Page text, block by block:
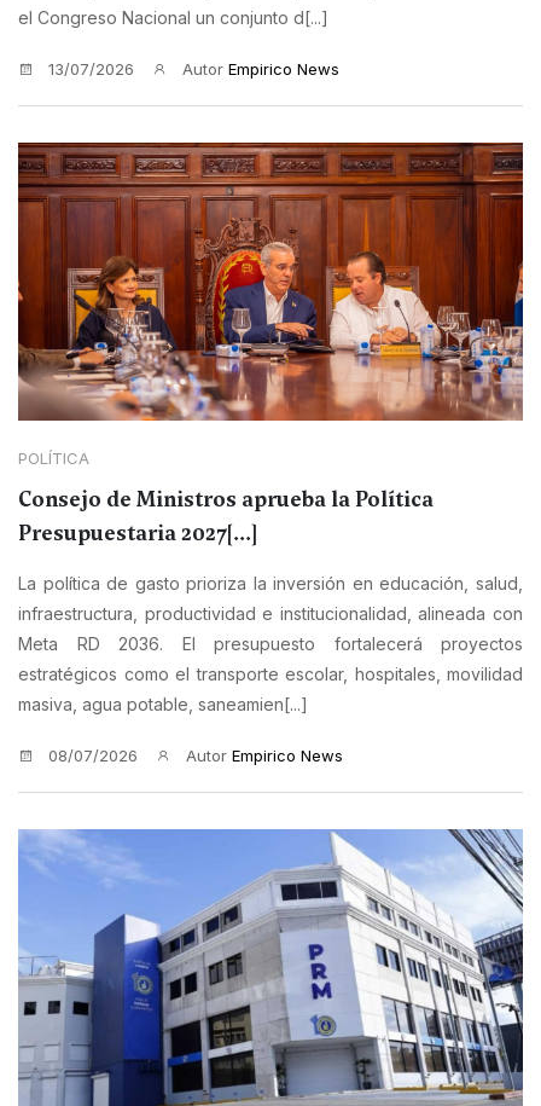
el Congreso Nacional un conjunto d[...]
13/07/2026 Autor Empirico News
POLÍTICA
Consejo de Ministros aprueba la Política
Presupuestaria 2027[...]
La política de gasto prioriza la inversión en educación, salud,
infraestructura, productividad e institucionalidad, alineada con
Meta RD 2036. El presupuesto fortalecerá proyectos
estratégicos como el transporte escolar, hospitales, movilidad
masiva, agua potable, saneamien[...]
08/07/2026 Autor Empirico News